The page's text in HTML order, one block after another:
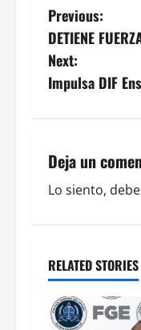
P
o
s
n
a
i
g
a
Previous:
DETIENE
Next:
Impulsa DIF
Deja un
Lo siento,
RELATED STORIES